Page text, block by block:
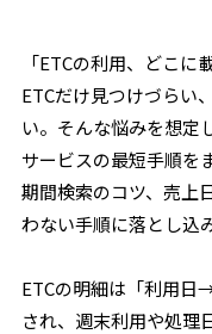
「ETCの利用、どこ
ETCだけ見つけづらい
い。そんな悩みを想定
サービスの最短手順を
期間検索のコツ、売上
わない手順に落とし込
ETCの明細は「利用
され、週末利用や処理